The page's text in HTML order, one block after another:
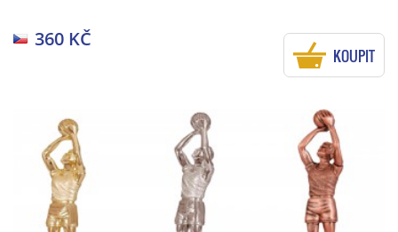
360 KČ
KOUPIT